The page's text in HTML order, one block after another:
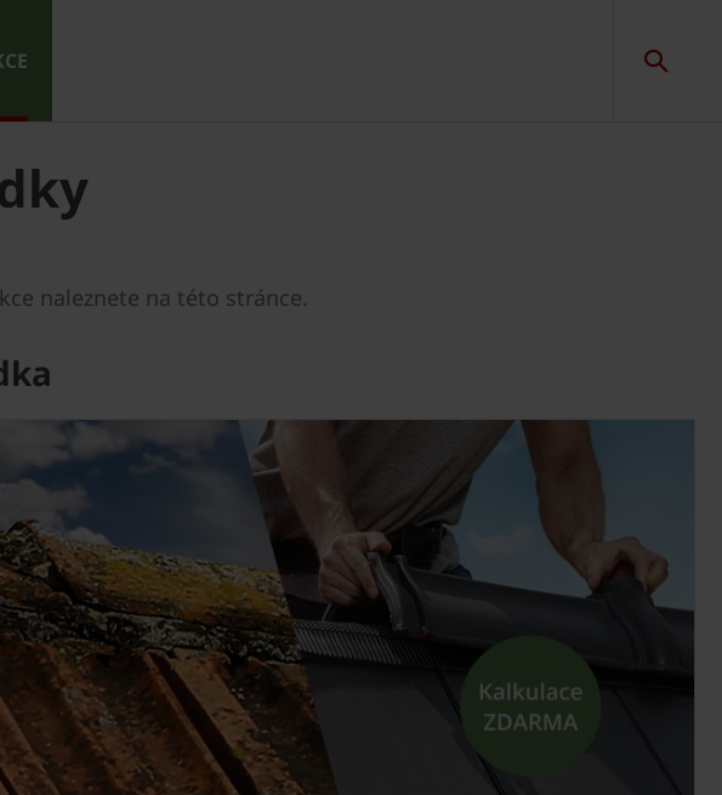
naleznete na této stránce.